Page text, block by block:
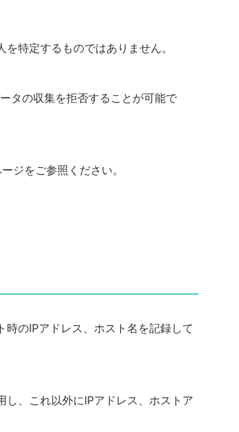
特定するものではありません。
タの収集を拒否することが可能で
ジをご参照ください。
のIPアドレス、ホスト名を記録して
、これ以外にIPアドレス、ホストア